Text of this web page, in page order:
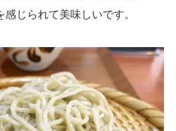
じられて美味しいです。